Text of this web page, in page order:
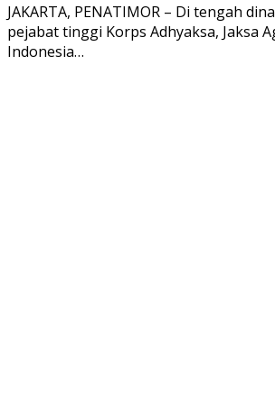
JAKARTA, PENATIMOR – Di tengah
pejabat tinggi Korps Adhyaksa, Jaksa
Indonesia…